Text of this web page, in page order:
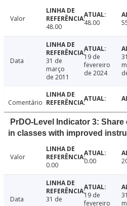
Valor
48.00
48.00
Data
31 de
março
de 2011
19 de
fevereiro
de 2024
Comentário
PrDO-Level Indicator 3:
in classes with improved
Valor
0.00
0.00
Data
31 de
19 de
fevereiro